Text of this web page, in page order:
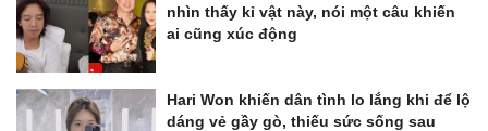
nhìn thấy kỉ vật này, nói một câu khiến
ai cũng xúc động
Hari Won khiến dân tình lo lắng khi để lộ
dáng vẻ gầy gò, thiếu sức sống sau